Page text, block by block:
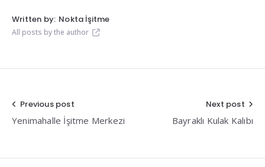
Written by: Nokta İşitme
All posts by the author
Yazı
gezinmesi
Previous post
Yenimahalle İşitme Merkezi
Next post
Bayraklı Kulak Kalıbı